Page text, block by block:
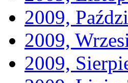
2009,
2009,
2009,